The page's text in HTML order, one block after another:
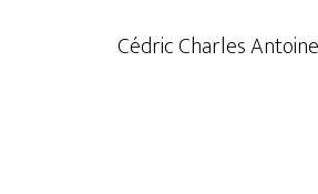
Cédric Charles